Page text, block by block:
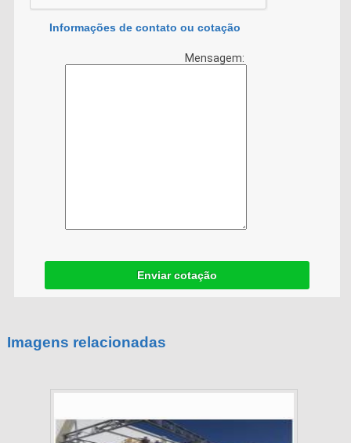
Informações de contato ou cotação
Mensagem:
Enviar cotação
Imagens relacionadas